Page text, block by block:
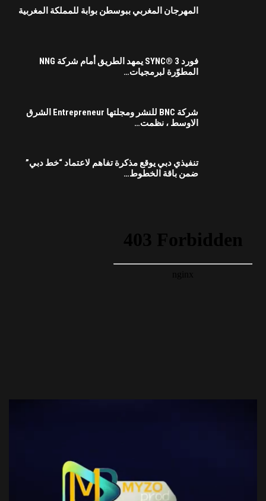
المهرجان المغربي ببوسطن بوابة للمملكة المغربية
فورد SYNC® 3 يمهد الطريق أمام شركة NNG
المطوّرة لبرمجيات…
شركة BNC للنشر ومجلتها Entrepreneur الشرق
الاوسط ، نظمت…
تنفيذي دبي يوقع مذكرة تفاهم لاعتماد “خط دبي”
ضمن باقة الخطوط…